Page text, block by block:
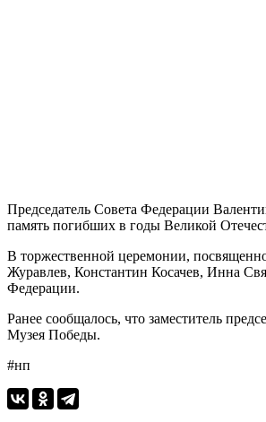
Председатель Совета Федерации
память погибших в годы Великой
В торжественной церемонии,
Журавлев, Константин Косачев, Инна
Федерации.
Ранее сообщалось, что заместитель
Музея Победы.
#нп